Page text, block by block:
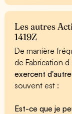
Les autres
1419Z
De manière
de Fabrication
exercent
souvent est :
Est-ce que je